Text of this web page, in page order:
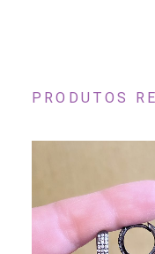
PRODUTOS